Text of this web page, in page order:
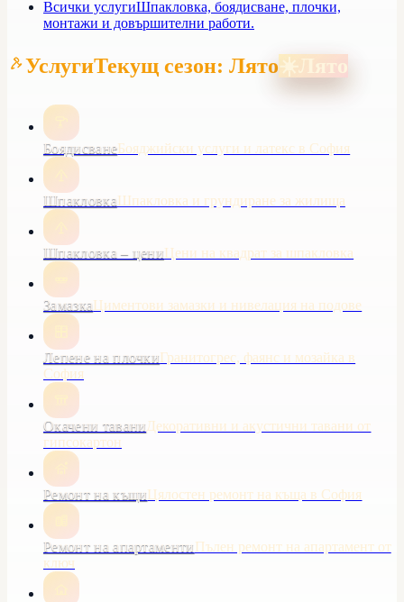
Всички услугиШпакловка, боядисване, плочки,
монтажи и довършителни работи.
УслугиТекущ сезон: Лято☀️Лято
БоядисванеБояджийски услуги и латекс в София
ШпакловкаШпакловка и грундиране за жилища
Шпакловка – цениЦени на квадрат за шпакловка
ЗамазкаЦиментови замазки и нивелация на подове
Лепене на плочкиГранитогрес, фаянс и мозайка в
София
Окачени таваниДекоративни и акустични тавани от
гипсокартон
Ремонт на къщиЦялостен ремонт на къща в София
Ремонт на апартаментиПълен ремонт на апартамент от
ключ